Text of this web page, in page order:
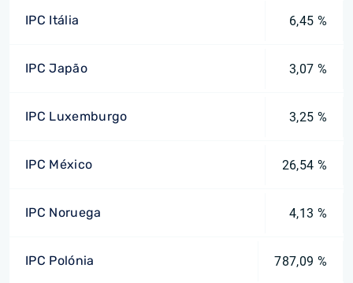
IPC Itália 6,45 %
IPC Japão 3,07 %
IPC Luxemburgo 3,25 %
IPC México 26,54 %
IPC Noruega 4,13 %
IPC Polónia 787,09 %